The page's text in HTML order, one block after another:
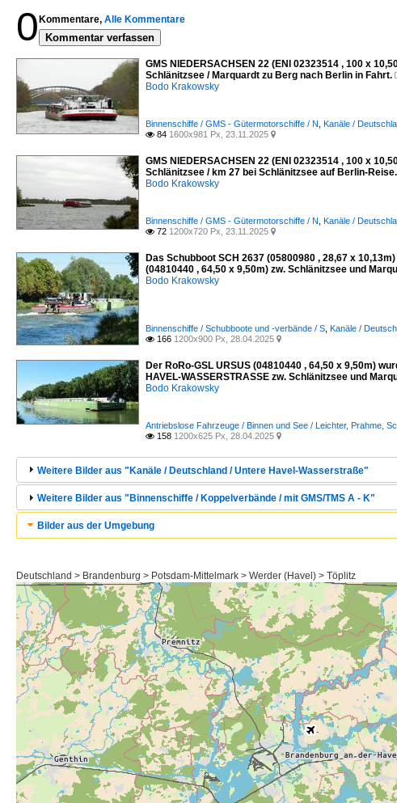
0 Kommentare, Alle Kommentare
Kommentar verfassen
GMS NIEDERSACHSEN 22 (ENI 02323514 , 100 x
Schlänitzsee / Marquardt zu Berg nach Berlin in Fahrt.
Bodo Krakowsky
Binnenschiffe / GMS - Gütermotorschiffe / N Kanäle /
 84 1600x981 Px, 23.11.2025 
GMS NIEDERSACHSEN 22 (ENI 02323514 , 100 x
Schlänitzsee / km 27 bei Schlänitzsee auf Berlin-Reise.
Bodo Krakowsky
Binnenschiffe / GMS - Gütermotorschiffe / N Kanäle /
 72 1200x720 Px, 23.11.2025 
Das Schubboot SCH 2637 (05800980 , 28,67 x
(04810440 , 64,50 x 9,50m) zw. Schlänitzsee und
Bodo Krakowsky
Binnenschiffe / Schubboote und -verbände / S Kanäle /
 166 1200x900 Px, 28.04.2025 
Der RoRo-GSL URSUS (04810440 , 64,50 x 9,50m)
HAVEL-WASSERSTRASSE zw. Schlänitzsee und
Bodo Krakowsky
Antriebslose Fahrzeuge / Binnen und See / Leichter, Prahme,
 158 1200x625 Px, 28.04.2025 
Weitere Bilder aus "Kanäle / Deutschland / Untere Havel-Wasserstraße"
Weitere Bilder aus "Binnenschiffe / Koppelverbände / mit GMS/TMS A - K"
Bilder aus der Umgebung
Deutschland > Brandenburg > Potsdam-Mittelmark > Werder (Havel) > Töplitz